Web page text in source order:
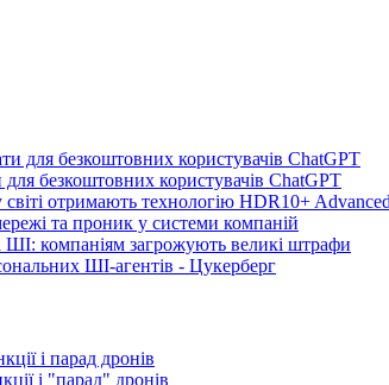
безкоштовних користувачів ChatGPT
отримають технологію HDR10+ Advanced
та проник у системи компаній
компаніям загрожують великі штрафи
ШІ-агентів - Цукерберг
і "парад" дронів